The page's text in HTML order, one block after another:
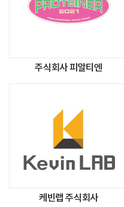
주식회사 피알티엔
케빈랩 주식회사